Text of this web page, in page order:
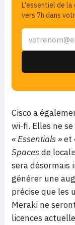
L'essentiel de
vers 7h dans
Cisco a
wi-fi. Elles ne
« Essentials »et
Spacesde
sera désormais
générer une
précise que les
Meraki ne
licences